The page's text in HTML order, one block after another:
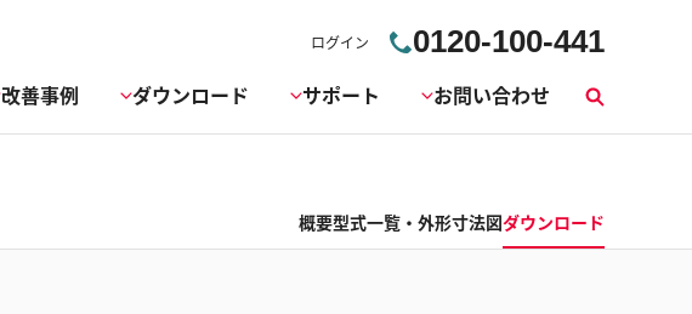
ログイン 0120-100-441
改善事例 ダウンロード サポート お問い合わせ
索
概要型式一覧・外形寸法図ダウンロード